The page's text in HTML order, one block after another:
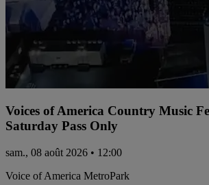
Voices of America Country Music
Saturday Pass Only
sam., 08 août 2026 • 12:00
Voice of America MetroPark